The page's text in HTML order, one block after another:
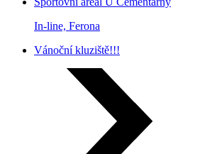
In-line, Ferona
Vánoční kluziště!!!